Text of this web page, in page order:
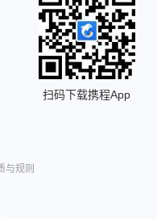
扫码下载携程App
与规则